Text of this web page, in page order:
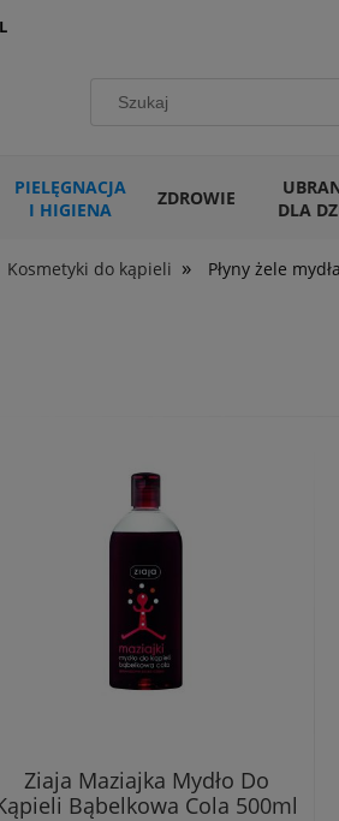
PIELĘGNACJA
I HIGIENA
ZDROWIE
DLA
Kosmetyki do kąpieli » Płyny żele mydła
Ziaja Maziajka Mydło Do
Bąbelkowa Cola 500ml